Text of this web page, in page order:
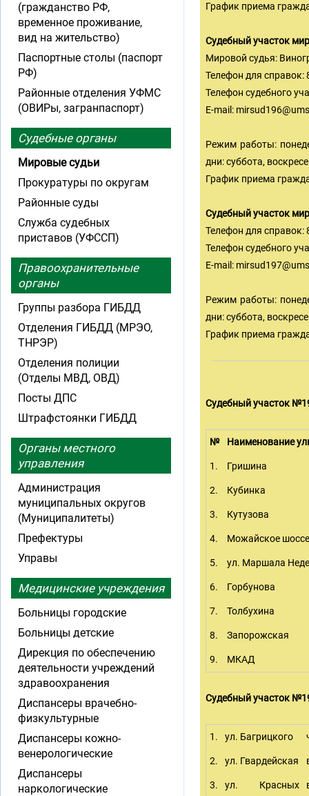
График приема
Судебный участок
Мировой судья:
Телефон для справок:
Телефон судебного
E-mail:
Режим работы:
дни: суббота,
График приема
Судебный участок
Телефон для справок:
Телефон судебного
E-mail:
Режим работы:
дни: суббота,
График приема
Судебный участок
№ Наименование
1. Гришина
2. Кубинка
3. Кутузова
4. Можайское шоссе
5. ул. Маршала
6. Горбунова
7. Толбухина
8. Запорожская
9. МКАД
Судебный участок
1. ул. Багрицкого
2. ул. Гвардейская
3.
ул. Красных
(гражданство РФ,
временное проживание,
вид на жительство)
Паспортные столы (паспорт
РФ)
Районные отделения УФМС
(ОВИРы, загранпаспорт)
Судебные органы
Мировые судьи
Прокуратуры по округам
Районные суды
Служба судебных
приставов (УФССП)
Правоохранительные
органы
Группы разбора ГИБДД
Отделения ГИБДД (МРЭО,
ТНРЭР)
Отделения полиции
(Отделы МВД, ОВД)
Посты ДПС
Штрафстоянки ГИБДД
Органы местного
управления
Администрация
муниципальных округов
(Муниципалитеты)
Префектуры
Управы
Медицинские учреждения
Больницы городские
Больницы детские
Дирекция по обеспечению
деятельности учреждений
здравоохранения
Диспансеры врачебно-
физкультурные
Диспансеры кожно-
венерологические
Диспансеры
наркологические